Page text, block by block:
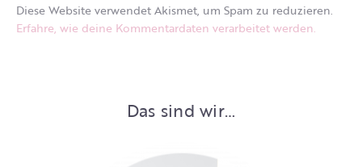
Diese Website verwendet Akismet, um Spam zu reduzieren.
Erfahre, wie deine Kommentardaten verarbeitet werden.
Das sind wir…